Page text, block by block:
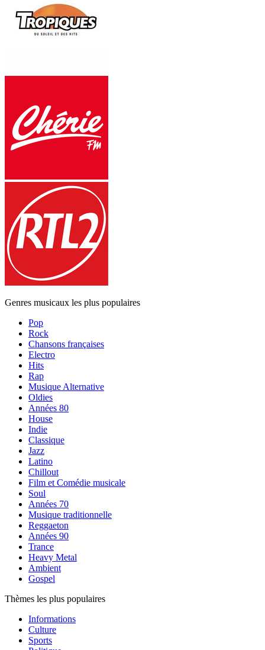
Genres musicaux les plus populaires
Pop
Rock
Chansons françaises
Electro
Hits
Rap
Musique Alternative
Oldies
Années 80
House
Indie
Classique
Jazz
Latino
Chillout
Film et Comédie musicale
Soul
Années 70
Musique traditionnelle
Reggaeton
Années 90
Trance
Heavy Metal
Ambient
Gospel
Thèmes les plus populaires
Informations
Culture
Sports